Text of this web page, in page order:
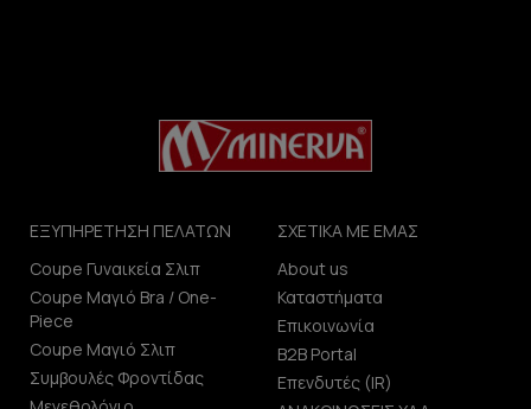
ΕΞΥΠΗΡΕΤΗΣΗ ΠΕΛΑΤΩΝ
Coupe Γυναικεία Σλιπ
Coupe Μαγιό Bra / One-
Piece
Coupe Μαγιό Σλιπ
Συμβουλές Φροντίδας
ΣΧΕΤΙΚΑ ΜΕ ΕΜΑΣ
About us
Καταστήματα
Επικοινωνία
B2B Portal
Επενδυτές (IR)